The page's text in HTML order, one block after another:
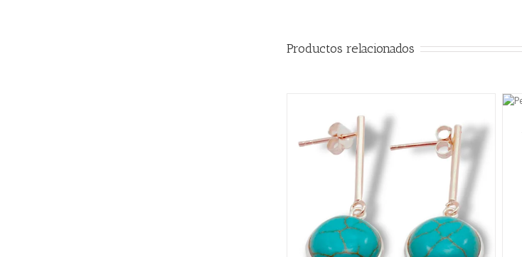
Productos relacionados